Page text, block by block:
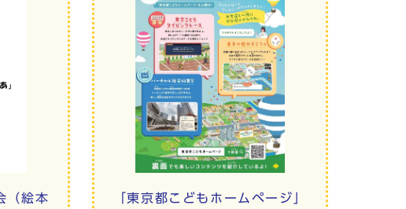
（絵本
「東京都こどもホームページ」